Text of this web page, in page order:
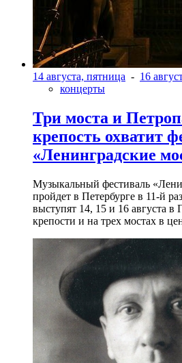
14 августа, пятница - 16
концерты
Три моста и
крепость охватит
«Ленинградские
Музыкальный фестиваль
пройдет в Петербурге в 11-й
выступят 14, 15 и 16 августа в
крепости и на трех мостах в